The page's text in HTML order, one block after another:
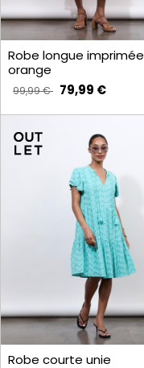
Robe longue imprimée
orange
99,99 € 79,99 €
Robe courte unie